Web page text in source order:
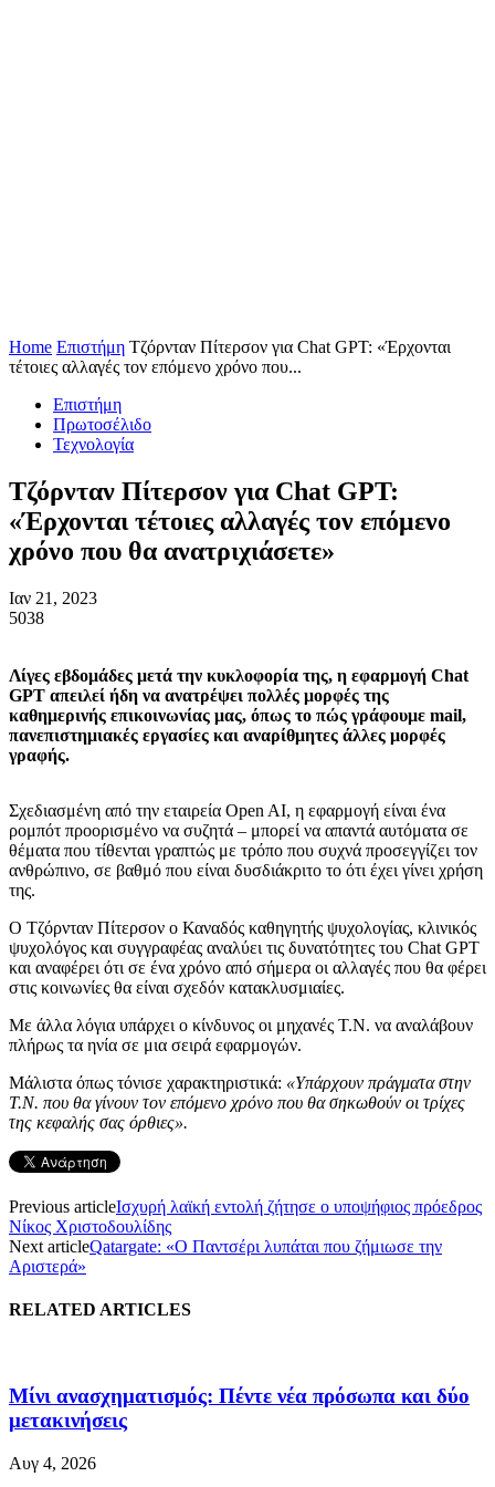
Home Επιστήμη Τζόρνταν Πίτερσον για Chat GPT: «Έρχονται
τέτοιες αλλαγές τον επόμενο χρόνο που...
Επιστήμη
Πρωτοσέλιδο
Τεχνολογία
Τζόρνταν Πίτερσον για Chat GPT:
«Έρχονται τέτοιες αλλαγές τον επόμενο
χρόνο που θα ανατριχιάσετε»
Ιαν 21, 2023
5038
Λίγες εβδομάδες μετά την κυκλοφορία της, η εφαρμογή Chat
GPT απειλεί ήδη να ανατρέψει πολλές μορφές της
καθημερινής επικοινωνίας μας, όπως το πώς γράφουμε mail,
πανεπιστημιακές εργασίες και αναρίθμητες άλλες μορφές
γραφής.
Σχεδιασμένη από την εταιρεία Open AI, η εφαρμογή είναι ένα
ρομπότ προορισμένο να συζητά – μπορεί να απαντά αυτόματα σε
θέματα που τίθενται γραπτώς με τρόπο που συχνά προσεγγίζει τον
ανθρώπινο, σε βαθμό που είναι δυσδιάκριτο το ότι έχει γίνει χρήση
της.
Ο Τζόρνταν Πίτερσον ο Καναδός καθηγητής ψυχολογίας, κλινικός
ψυχολόγος και συγγραφέας αναλύει τις δυνατότητες του Chat GPT
και αναφέρει ότι σε ένα χρόνο από σήμερα οι αλλαγές που θα φέρει
στις κοινωνίες θα είναι σχεδόν κατακλυσμιαίες.
Με άλλα λόγια υπάρχει ο κίνδυνος οι μηχανές Τ.Ν. να αναλάβουν
πλήρως τα ηνία σε μια σειρά εφαρμογών.
Μάλιστα όπως τόνισε χαρακτηριστικά: «Υπάρχουν πράγματα στην
Τ.Ν. που θα γίνουν τον επόμενο χρόνο που θα σηκωθούν οι τρίχες
της κεφαλής σας όρθιες».
Previous articleΙσχυρή λαϊκή εντολή ζήτησε ο υποψήφιος πρόεδρος
Νίκος Χριστοδουλίδης
Next articleQatargate: «Ο Παντσέρι λυπάται που ζήμιωσε την
Αριστερά»
RELATED ARTICLES
Μίνι ανασχηματισμός: Πέντε νέα πρόσωπα και δύο
μετακινήσεις
Αυγ 4, 2026